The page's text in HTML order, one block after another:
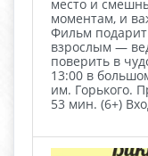
место и
моментам, и
Фильм подарит
взрослым —
поверить в
13:00 в
им. Горького.
53 мин. (6+)